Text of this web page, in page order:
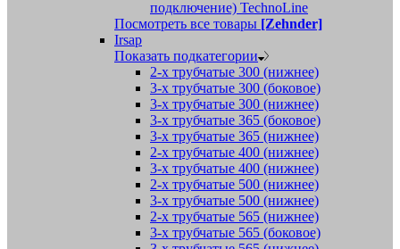
подключение) TechnoLine
Посмотреть все товары [Zehnder]
Irsap
Показать подкатегории
2-х трубчатые 300 (нижнее)
3-х трубчатые 300 (боковое)
3-х трубчатые 300 (нижнее)
3-х трубчатые 365 (боковое)
3-х трубчатые 365 (нижнее)
2-х трубчатые 400 (нижнее)
3-х трубчатые 400 (нижнее)
2-х трубчатые 500 (нижнее)
3-х трубчатые 500 (нижнее)
2-х трубчатые 565 (нижнее)
3-х трубчатые 565 (боковое)